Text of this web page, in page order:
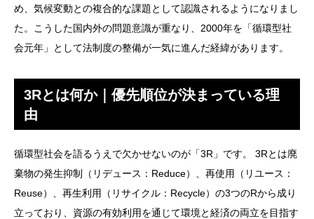
め、気候変動との複合的な課題として認識されるようになりまし
た。こうした国内外の問題意識が重なり、2000年を「循環型社
会元年」として法制度の整備が一気に進んだ経緯があります。
3Rとは何か｜優先順位が決まっている理
由
循環型社会を語るうえで欠かせないのが「3R」です。 3Rとは廃
棄物の発生抑制（リデュース：Reduce）、再使用（リユース：
Reuse）、再生利用（リサイクル：Recycle）の3つのRから成り
立っており、資源の有効利用を通じて環境と経済の両立を目指す